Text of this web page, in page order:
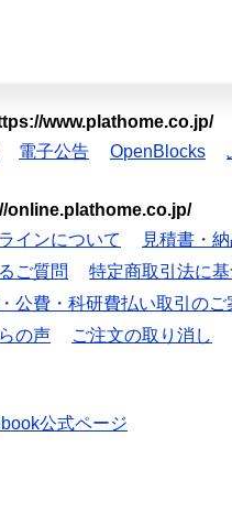
www.plathome.co.jp/
電子公告 OpenBlocks
online.plathome.co.jp/
インについて
見積書・
ご質問
特定商取引法に
公費・科研費払い取引のご
の声 ご注文の取り消し
公式ページ